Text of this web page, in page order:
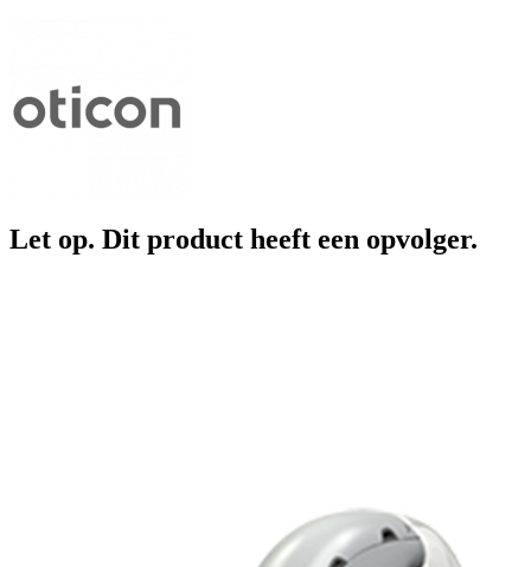
Let op. Dit product heeft een opvolger.